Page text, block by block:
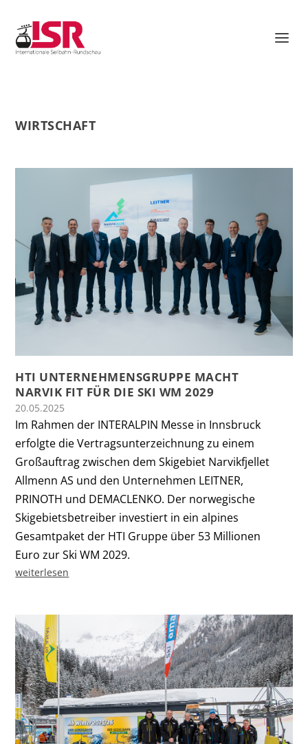
WIRTSCHAFT
HTI UNTERNEHMENSGRUPPE MACHT
NARVIK FIT FÜR DIE SKI WM 2029
20.05.2025
Im Rahmen der INTERALPIN Messe in Innsbruck
erfolgte die Vertragsunterzeichnung zu einem
Großauftrag zwischen dem Skigebiet Narvikfjellet
Allmenn AS und den Unternehmen LEITNER,
PRINOTH und DEMACLENKO. Der norwegische
Skigebietsbetreiber investiert in ein alpines
Gesamtpaket der HTI Gruppe über 53 Millionen
Euro zur Ski WM 2029.
weiterlesen